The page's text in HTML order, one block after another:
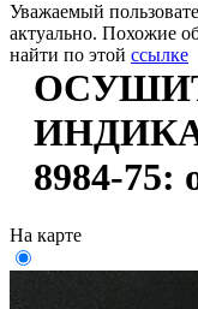
Уважаемый
актуально. Похожие
найти по этой ссылке
8984-75:
На карте